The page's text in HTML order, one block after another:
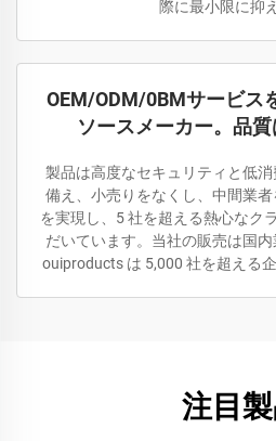
際に最小限に抑
OEM/ODM/0BMサービス
ソースメーカー。品
製品は高度なセキュリティと低
備え、小売りをなくし、中間業
を実現し、5 社を超える熱心なク
だいています。当社の販売は国内
ouiproducts は 5,000 社を超える
注目